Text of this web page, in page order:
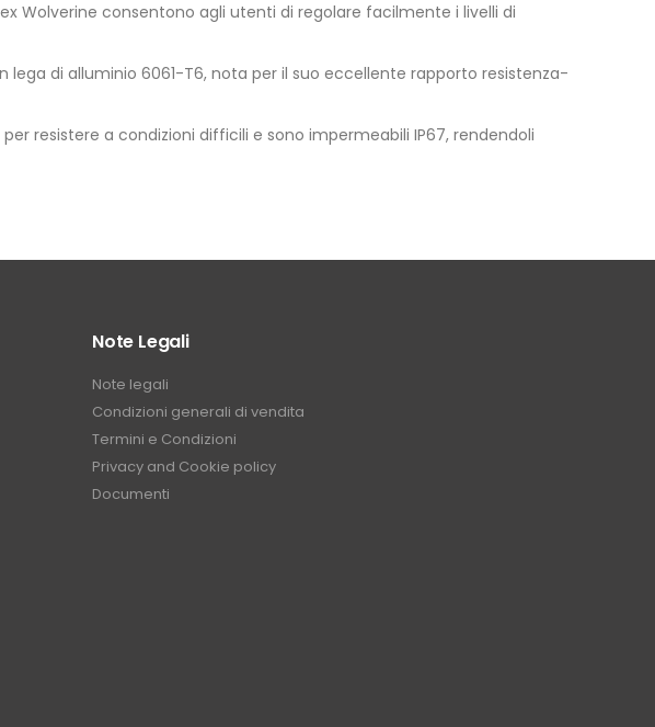
Wolverine consentono agli utenti di regolare facilmente i livelli di
di alluminio 6061-T6, nota per il suo eccellente rapporto resistenza-
resistere a condizioni difficili e sono impermeabili IP67, rendendoli
Note Legali
Note legali
Condizioni generali di vendita
Termini e Condizioni
Privacy and Cookie policy
Documenti